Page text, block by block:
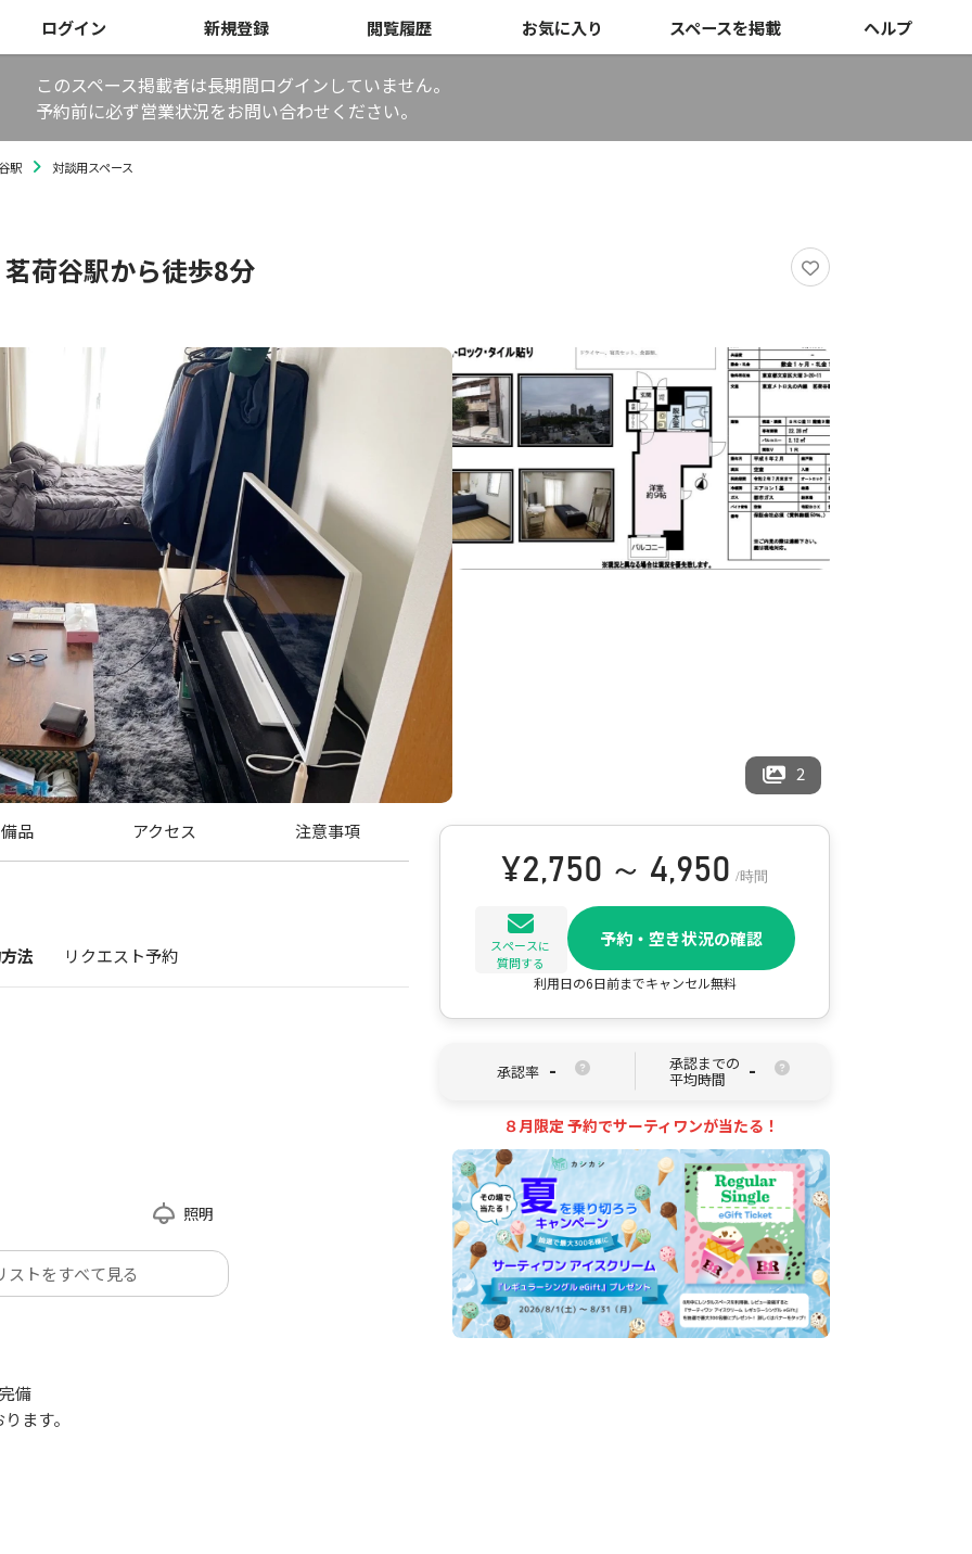
ログイン 新規登録 閲覧履歴 お気に入り スペースを掲載 ヘルプ
このスペース掲載者は長期間ログインしていません。
予約前に必ず営業状況をお問い合わせください。
駅 対談用スペース
荷谷駅から徒歩8分
2
品 アクセス 注意事項
法 リクエスト予約
照明
ストをすべて見る
備
ます。
¥2,750 ～ 4,950 /時間
スペースに
質問する
予約・空き状況の確認
利用日の6日前までキャンセル無料
承認率 - 承認までの
平均時間 -
８月限定 予約でサーティワンが当たる！